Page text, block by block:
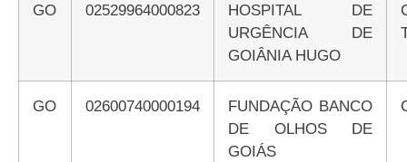
GO 02529964000823
HOSPITAL DE
URGÊNCIA DE
GOIÂNIA HUGO
GO 02600740000194
FUNDAÇÃO BANCO
DE OLHOS DE
GOIÁS